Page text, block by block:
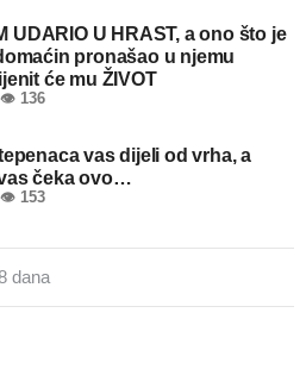
UDARIO U HRAST, a ono što je
pronašao u njemu
će mu ŽIVOT
👁 136
vas dijeli od vrha, a
čeka ovo…
👁 153
dana